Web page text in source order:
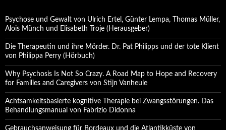
Psychose und Gewalt von Ulrich Ertel, Günter Lempa, Thomas Müller,
Alois Münch und Elisabeth Troje (Herausgeber)
Die Therapeutin und ihre Mörder. Dr. Pat Philipps und der tote Klient
von Philippa Perry (Hörbuch)
Why Psychosis Is Not So Crazy. A Road Map to Hope and Recovery
for Families and Caregivers von Stijn Vanheule
Achtsamkeitsbasierte kognitive Therapie bei Zwangsstörungen. Das
Behandlungsmanual von Fabrizio Didonna
Gebrauchsanweisung für Bordeaux und die Atlantikküste von